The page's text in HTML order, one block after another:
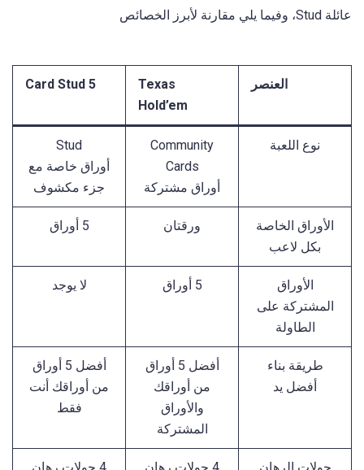
عائلة Stud، وفيما يلي مقارنة لأبرز الخصائص
العنصر
Texas
Hold’em
5 Card Stud
نوع اللعبة
Community
Cards
أوراق مشتركة
Stud
أوراق خاصة مع
جزء مكشوف
الأوراق الخاصة
بكل لاعب
ورقتان 5 أوراق
الأوراق
المشتركة على
الطاولة
5 أوراق لا يوجد
طريقة بناء
أفضل يد
أفضل 5 أوراق
من أوراقك
والأوراق
المشتركة
أفضل 5 أوراق
من أوراقك أنت
فقط
جولات الرهان 4 جولات رهان 4 جولات رهان